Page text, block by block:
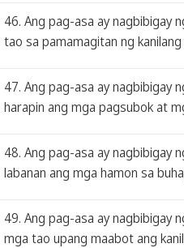
46. Ang pag-asa ay nagbibigay
tao sa pamamagitan ng
47. Ang pag-asa ay nagbibigay
harapin ang mga pagsubok at
48. Ang pag-asa ay nagbibigay
labanan ang mga hamon sa
49. Ang pag-asa ay nagbibigay
mga tao upang maabot ang